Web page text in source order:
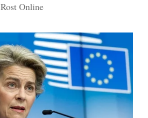
Rost Online